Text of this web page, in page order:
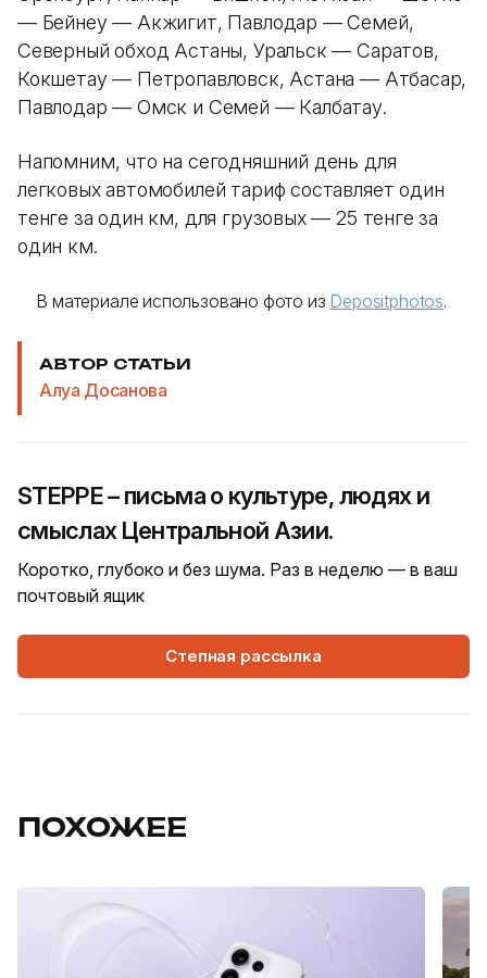
— Бейнеу — Акжигит, Павлодар — Семей,
Северный обход Астаны, Уральск — Саратов,
Кокшетау — Петропавловск, Астана — Атбасар,
Павлодар — Омск и Семей — Калбатау.
Напомним, что на сегодняшний день для
легковых автомобилей тариф составляет один
тенге за один км, для грузовых — 25 тенге за
один км.
В материале использовано фото из Depositphotos.
АВТОР СТАТЬИ
Алуа Досанова
STEPPE – письма о культуре, людях и
смыслах Центральной Азии.
Коротко, глубоко и без шума. Раз в неделю — в ваш
почтовый ящик
Степная рассылка
ПОХОЖЕЕ